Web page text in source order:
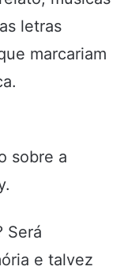
letras
marcariam
sobre a
Será
e talvez